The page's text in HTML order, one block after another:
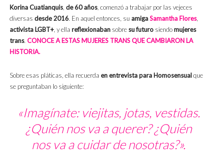
Korina Cuatianquis, de 60 años, comenzó a trabajar por las vejeces
diversas desde 2016. En aquel entonces, su amigaSamantha Flores,
activista LGBT+, y ella reflexionaban sobre su futuro siendomujeres
trans. CONOCE A ESTAS MUJERES TRANS QUE CAMBIARON LA
HISTORIA.
Sobre esas pláticas, ella recuerda en entrevista para Homosensualque
se preguntaban lo siguiente:
«Imagínate: viejitas, jotas, vestidas.
¿Quién nos va a querer? ¿Quién
nos va a cuidar de nosotras?».